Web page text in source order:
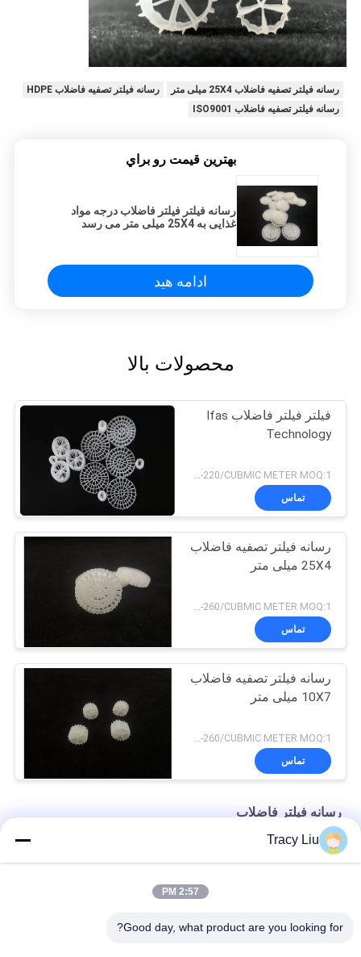
رسانه فیلتر تصفیه فاضلاب 25X4 میلی متر
رسانه فیلتر تصفیه فاضلاب HDPE
رسانه فیلتر تصفیه فاضلاب ISO9001
بهترين قيمت رو براي
رسانه فیلتر فیلتر فاضلاب درجه مواد
غذایی به 25X4 میلی متر می رسد
ادامه هید
محصولات بالا
فیلتر فیلتر فاضلاب Ifas
Technology
USD180-220/CUBMIC METER MOQ:1 متر مکعب
تماس
رسانه فیلتر تصفیه فاضلاب
25X4 میلی متر
USD200-260/CUBMIC METER MOQ:1 متر مکعب
تماس
رسانه فیلتر تصفیه فاضلاب
10X7 میلی متر
USD200-260/CUBMIC METER MOQ:1 متر مکعب
تماس
رسانه فیلتر فاضلاب
HDPE 19 اتاق MBBR فیلتر فاضلاب رسانه 25X10 میلی مترTracy Liu
2:57 PM
Good day, what product are you looking for?